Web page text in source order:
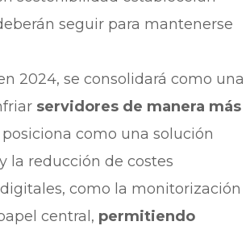
seguir para mantenerse
2024, se consolidará como una
servidores de manera más
como una solución
la reducción de costes
como la monitorización
central, permitiendo